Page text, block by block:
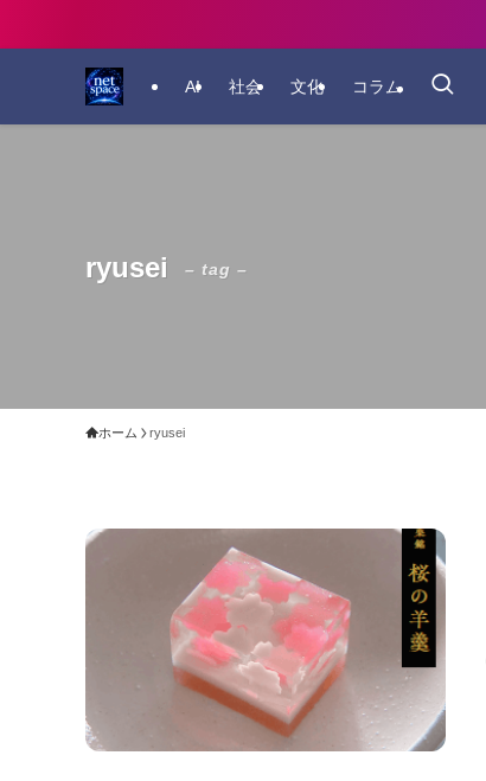
AI 社会 文化 コラム
ryusei – tag –
ホーム ryusei